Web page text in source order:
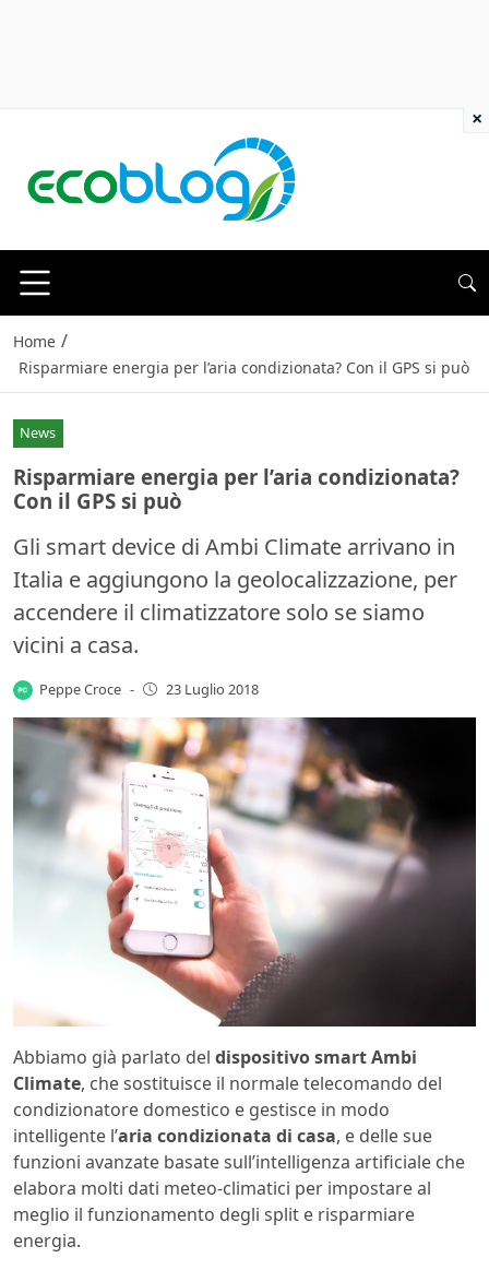
Home /
Risparmiare energia per l’aria condizionata? Con il GPS si può
News
Risparmiare energia per l’aria condizionata?
Con il GPS si può
Gli smart device di Ambi Climate arrivano in
Italia e aggiungono la geolocalizzazione, per
accendere il climatizzatore solo se siamo
vicini a casa.
Peppe Croce - 23 Luglio 2018
Abbiamo già parlato del dispositivo smart Ambi
Climate, che sostituisce il normale telecomando del
condizionatore domestico e gestisce in modo
intelligente l’aria condizionata di casa, e delle sue
funzioni avanzate basate sull’intelligenza artificiale che
elabora molti dati meteo-climatici per impostare al
meglio il funzionamento degli split e risparmiare
energia.
×